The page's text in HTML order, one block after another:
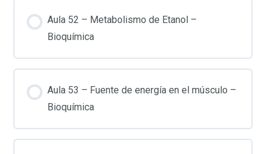
Aula 52 – Metabolismo de Etanol –
Bioquímica
Aula 53 – Fuente de energía en el músculo –
Bioquímica